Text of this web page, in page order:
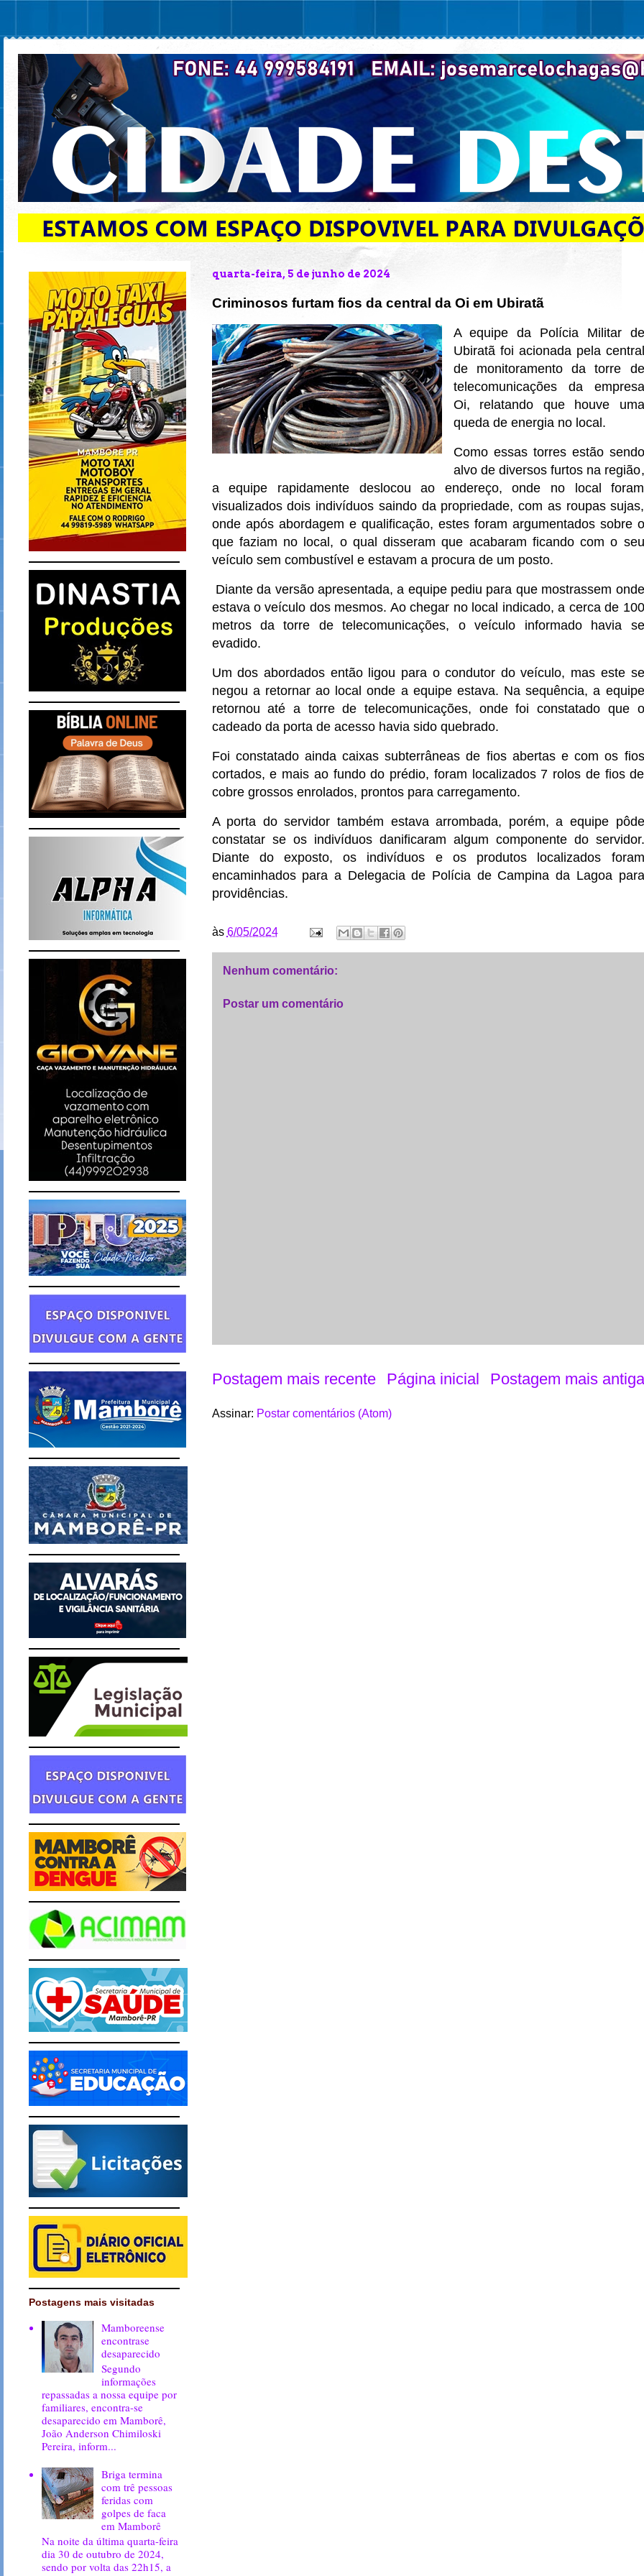
quarta-feira, 5 de junho de 2024
Criminosos furtam fios da central da Oi em Ubiratã
A equipe da Polícia Militar de
Ubiratã foi acionada pela central
de monitoramento da torre de
telecomunicações da empresa
Oi, relatando que houve uma
queda de energia no local.
Como essas torres estão sendo
alvo de diversos furtos na região,
a equipe rapidamente deslocou ao endereço, onde no local foram
visualizados dois indivíduos saindo da propriedade, com as roupas sujas,
onde após abordagem e qualificação, estes foram argumentados sobre o
que faziam no local, o qual disseram que acabaram ficando com o seu
veículo sem combustível e estavam a procura de um posto.
Diante da versão apresentada, a equipe pediu para que mostrassem onde
estava o veículo dos mesmos. Ao chegar no local indicado, a cerca de 100
metros da torre de telecomunicações, o veículo informado havia se
evadido.
Um dos abordados então ligou para o condutor do veículo, mas este se
negou a retornar ao local onde a equipe estava. Na sequência, a equipe
retornou até a torre de telecomunicações, onde foi constatado que o
cadeado da porta de acesso havia sido quebrado.
Foi constatado ainda caixas subterrâneas de fios abertas e com os fios
cortados, e mais ao fundo do prédio, foram localizados 7 rolos de fios de
cobre grossos enrolados, prontos para carregamento.
A porta do servidor também estava arrombada, porém, a equipe pôde
constatar se os indivíduos danificaram algum componente do servidor.
Diante do exposto, os indivíduos e os produtos localizados foram
encaminhados para a Delegacia de Polícia de Campina da Lagoa para
providências.
às 6/05/2024
Nenhum comentário:
Postar um comentário
Postagem mais recente Postagem mais antiga
Página inicial
Assinar: Postar comentários (Atom)
Postagens mais visitadas
Mamboreense
encontrase
desaparecido
Segundo
informações
repassadas a nossa equipe por
familiares, encontra-se
desaparecido em Mamborê,
João Anderson Chimiloski
Pereira, inform...
Briga termina
com trê pessoas
feridas com
golpes de faca
em Mamborê
Na noite da última quarta-feira
dia 30 de outubro de 2024,
sendo por volta das 22h15, a